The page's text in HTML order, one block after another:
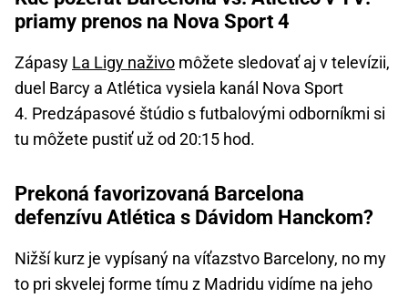
priamy prenos na Nova Sport 4
Zápasy La Ligy naživo môžete sledovať aj v televízii,
duel Barcy a Atlética vysiela kanál Nova Sport
4. Predzápasové štúdio s futbalovými odborníkmi si
tu môžete pustiť už od 20:15 hod.
Prekoná favorizovaná Barcelona
defenzívu Atlética s Dávidom Hanckom?
Nižší kurz je vypísaný na víťazstvo Barcelony, no my
to pri skvelej forme tímu z Madridu vidíme na jeho